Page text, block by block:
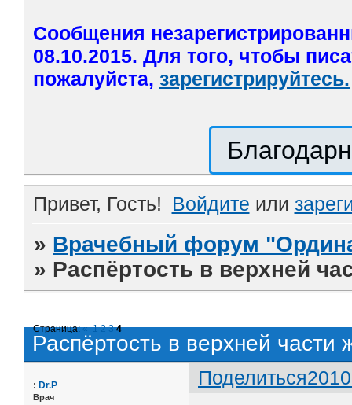
Сообщения
08.10.2015. Для того, чтобы
пожалуйста, зарегистрируйтесь.
Привет, Гость! Войдите или
» Врачебный форум
» Распёртость в верхней
Распёртость в верхней части
Страница:« 1 2 3 4
Поделиться
: Dr.P
Врач